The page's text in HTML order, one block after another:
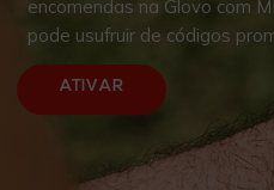
ATIVAR
encomendas na Glovo com
pode usufruir de códigos